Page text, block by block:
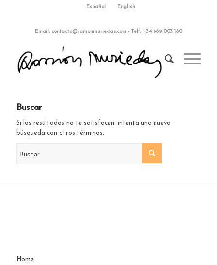
Español English
Email: contacto@ramonmuriedas.com- Telf: +34 669 003 180
Buscar
Si los resultados no te satisfacen, intenta una nueva
búsqueda con otros términos.
Home